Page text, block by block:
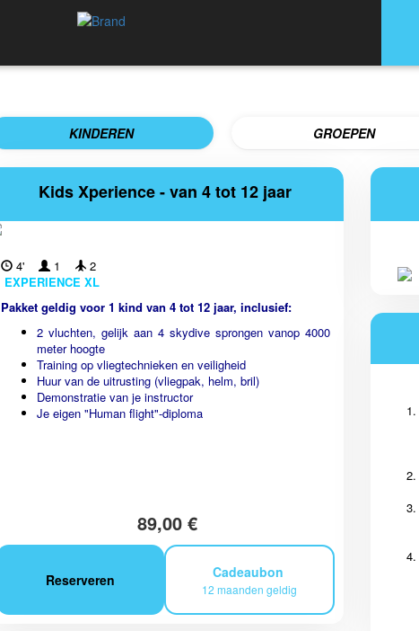
KINDEREN GROEPEN
Kids Xperience - van 4 tot 12 jaar
4' 1
2
EXPERIENCE XL
Pakket geldig voor 1 kind van 4 tot 12 jaar, inclusief:
2 vluchten, gelijk aan 4 skydive sprongen vanop 4000
meter hoogte
Training op vliegtechnieken en veiligheid
Huur van de uitrusting (vliegpak, helm, bril)
Demonstratie van je instructor
Je eigen "Human flight"-diploma
89,00 €
Reserveren Cadeaubon
12 maanden geldig